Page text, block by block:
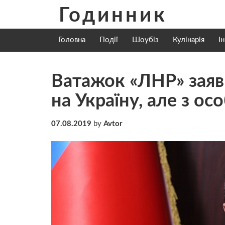
content
Годинник
Головна Події Шоубіз Кулінарія
Ватажок «ЛНР»
на Україну, але з
07.08.2019 by Avtor